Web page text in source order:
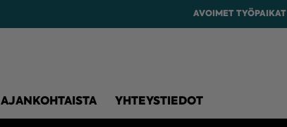
AVOIMET TYÖPAIKAT
AJANKOHTAISTA YHTEYSTIEDOT